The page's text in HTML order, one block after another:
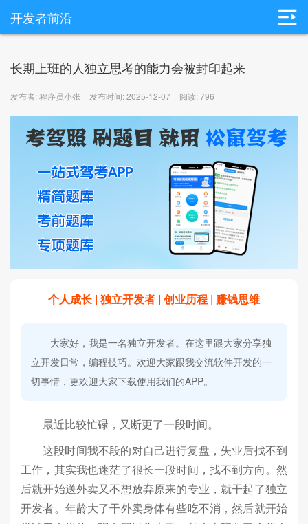
开发者前沿
长期上班的人独立思考的能力会被封印起来
发布者: 程序员小张 发布时间: 2025-12-07 阅读: 796
个人成长 | 独立开发者 | 创业历程 | 赚钱思维
大家好，我是一名独立开发者。在这里跟大家分享独
立开发日常，编程技巧。欢迎大家跟我交流软件开发的一
切事情，更欢迎大家下载使用我们的APP。
最近比较忙碌，又断更了一段时间。
这段时间我不段的对自己进行复盘，失业后找不到
工作，其实我也迷茫了很长一段时间，找不到方向。然
后就开始送外卖又不想放弃原来的专业，就干起了独立
开发者。年龄大了干外卖身体有些吃不消，然后就开始